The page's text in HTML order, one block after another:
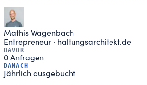
Mathis Wagenbach
Entrepreneur · haltungsarchitekt.de
DAVOR
0 Anfragen
DANACH
Jährlich ausgebucht